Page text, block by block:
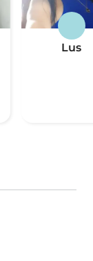
Lus